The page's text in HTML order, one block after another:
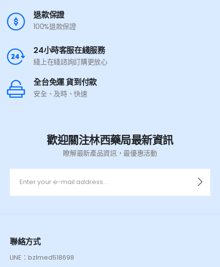
退款保證
100%退款保證
24小時客服在綫服務
綫上在綫諮詢訂購更放心
全台免運 貨到付款
安全、及時、快速
歡迎關注林西藥局最新資訊
瞭解最新產品資訊，最優惠活動
聯絡方式
LINE：bzlmed518698